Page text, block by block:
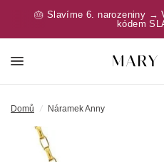
🎂 Slavíme 6. narozeniny →
kódem
Domů / Náramek Anny